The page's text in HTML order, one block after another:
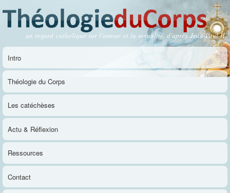
contenu
principal
Théologie du Corps
un regard catholique sur l'amour et la sexualité, d'après Jean-Paul II
Menu principal
Intro
Théologie du Corps
Les catéchèses
Actu & Réflexion
Ressources
Contact